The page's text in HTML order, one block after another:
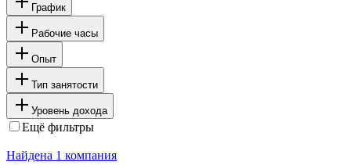
График
Рабочие часы
Опыт
Тип занятости
Уровень дохода
Ещё фильтры
Найдена 1 компания